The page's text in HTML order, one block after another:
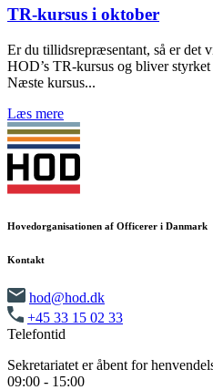
TR-kursus i oktober
Er du tillidsrepræsentant, så er det
HOD’s TR-kursus og bliver
Næste kursus...
Læs mere
Hovedorganisationen af Officerer i Danmark
Kontakt
hod@hod.dk
+45 33 15 02 33
Telefontid
Sekretariatet er åbent for
09:00 - 15:00